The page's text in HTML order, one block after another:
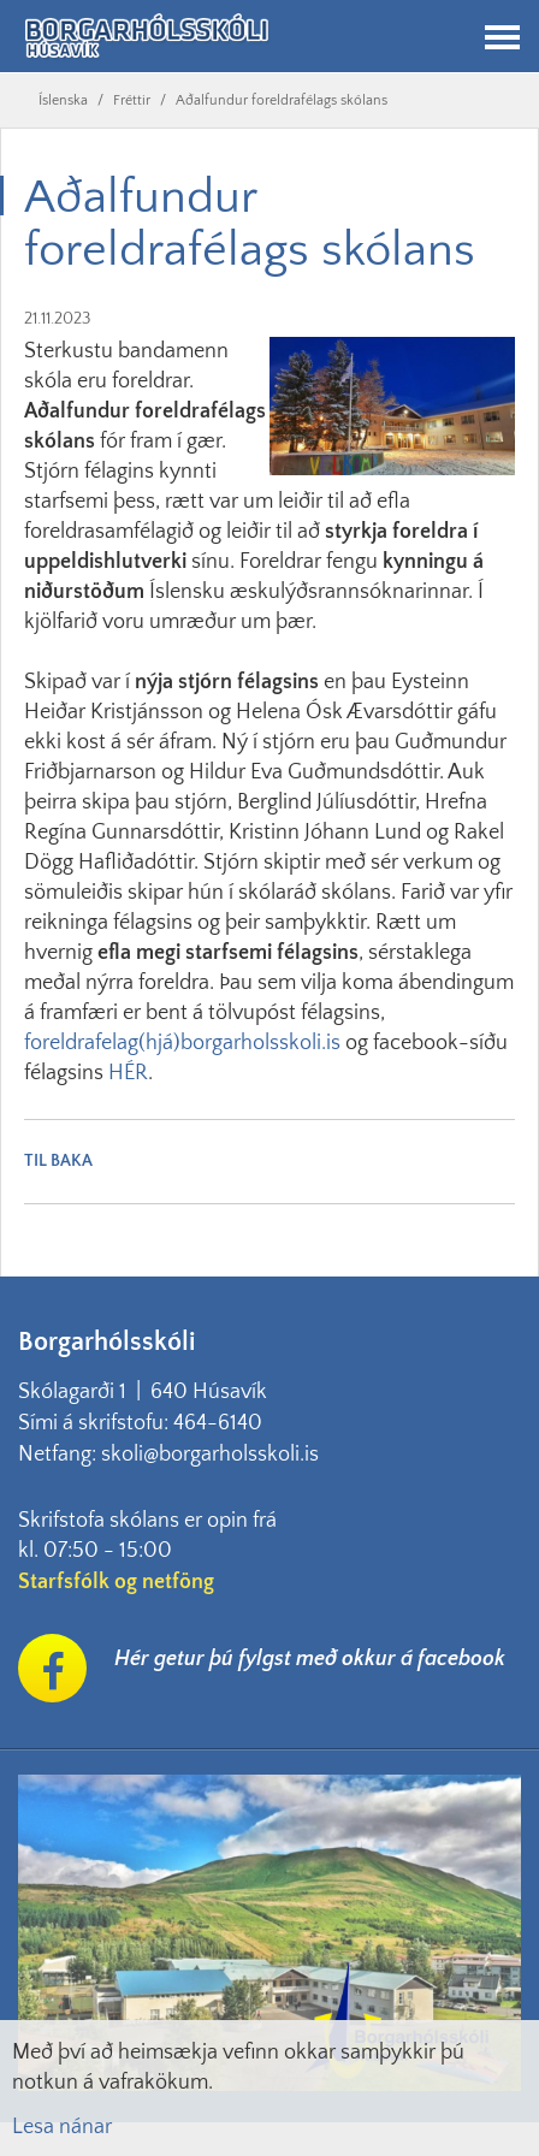
Íslenska / Fréttir / Aðalfundur foreldrafélags skólans
Aðalfundur
foreldrafélags skólans
21.11.2023
Sterkustu bandamenn
skóla eru foreldrar.
Aðalfundur foreldrafélags
skólans fór fram í gær.
Stjórn félagins kynnti
starfsemi þess, rætt var um leiðir til að efla
foreldrasamfélagið og leiðir til að styrkja foreldra í
uppeldishlutverki sínu. Foreldrar fengu kynningu á
niðurstöðum Íslensku æskulýðsrannsóknarinnar. Í
kjölfarið voru umræður um þær.
Skipað var í nýja stjórn félagsins en þau Eysteinn
Heiðar Kristjánsson og Helena Ósk Ævarsdóttir gáfu
ekki kost á sér áfram. Ný í stjórn eru þau Guðmundur
Friðbjarnarson og Hildur Eva Guðmundsdóttir. Auk
þeirra skipa þau stjórn, Berglind Júlíusdóttir, Hrefna
Regína Gunnarsdóttir, Kristinn Jóhann Lund og Rakel
Dögg Hafliðadóttir. Stjórn skiptir með sér verkum og
sömuleiðis skipar hún í skólaráð skólans. Farið var yfir
reikninga félagsins og þeir samþykktir. Rætt um
hvernig efla megi starfsemi félagsins, sérstaklega
meðal nýrra foreldra. Þau sem vilja koma ábendingum
á framfæri er bent á tölvupóst félagsins,
foreldrafelag(hjá)borgarholsskoli.is og facebook-síðu
félagsins HÉR.
TIL BAKA
Borgarhólsskóli
Skólagarði 1 | 640 Húsavík
Sími á skrifstofu: 464-6140
Netfang: skoli@borgarholsskoli.is
Skrifstofa skólans er opin frá
kl. 07:50 - 15:00
Starfsfólk og netföng
Hér getur þú fylgst með okkur á facebook
Með því að heimsækja vefinn okkar samþykkir þú
notkun á vafrakökum.
Lesa nánar